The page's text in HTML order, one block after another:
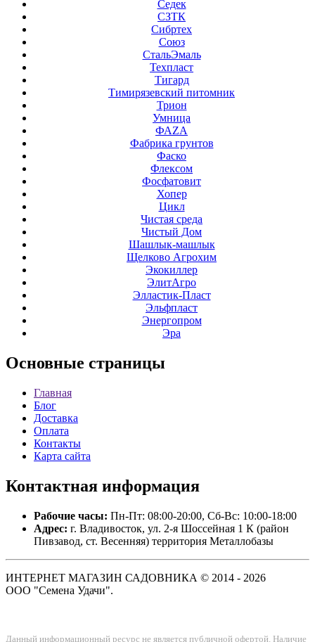
Седек
СЗТК
Сибртех
Союз
СтальЭмаль
Техпласт
Тигард
Тимирязевский питомник
Трион
Умница
ФАZА
Фабрика грунтов
Фаско
Флексом
Фосфатовит
Хопер
Цикл
Чистая среда
Чистый Дом
Шашлык-машлык
Щелково Агрохим
Экокиллер
ЭлитАгро
Элластик-Пласт
Эльфпласт
Энергопром
Эра
Основные страницы
Главная
Блог
Доставка
Оплата
Контакты
Карта сайта
Контактная информация
Рабочие часы: Пн-Пт: 08:00-20:00, Сб-Вс: 10:00-18:00
Адрес: г. Владивосток, ул. 2-я Шоссейная 1 К (район
Пивзавод, ст. Весенняя) территория Металлобазы
ИНТЕРНЕТ МАГАЗИН САДОВНИКА © 2014 - 2026
ООО "Семена Удачи".
Данный информационный ресурс не является публичной офертой. Наличие